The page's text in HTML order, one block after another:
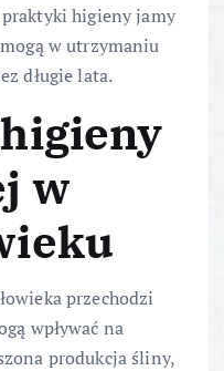
higieny jamy
w utrzymaniu
długie lata.
w
przechodzi
wpływać na
produkcja śliny,